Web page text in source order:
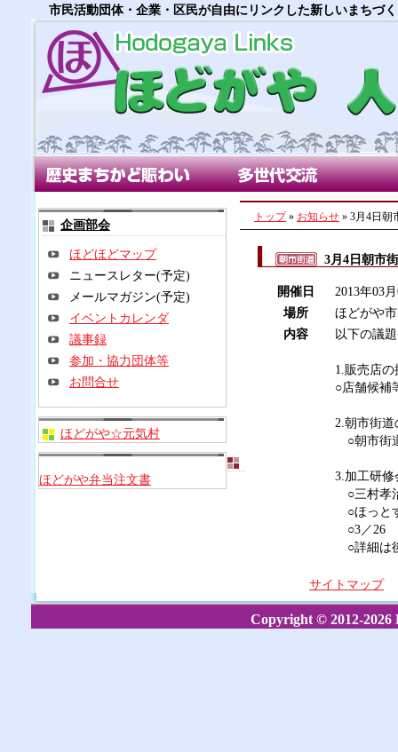
市民活動団体・企業・区民が自由にリンクした新しいまちづ
多世代交流部会 朝市
トップ» お知らせ » 3月4日朝
3月4日朝市
開催日
2013年03
場所
ほどがや
内容
以下の議
1.販売店
○店舗候補
2.朝市街道
○朝市街
3.加工研
○三村孝
○ほっと
○3／26
○詳細は
企画部会
ほどほどマップ
ニュースレター(予定)
メールマガジン(予定)
イベントカレンダ
議事録
参加・協力団体等
お問合せ
ほどがや☆元気村
ほどがや弁当注文書
サイトマップ
Copyright © 2012-2026